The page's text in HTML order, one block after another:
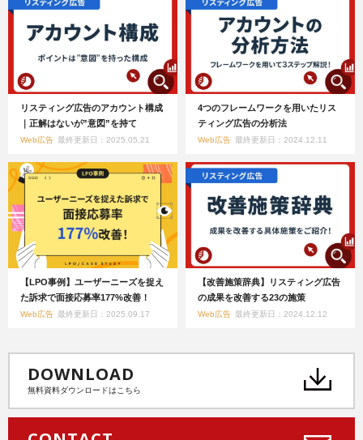
リスティング広告のアカウント構成
｜正解はないが”意図”を持て
Web広告 最終更新日：2025.05.21
4つのフレームワークを用いたリス
ティング広告の分析法
Web広告 最終更新日：2024.12.11
【LPO事例】ユーザーニーズを捉え
た訴求で面接応募率177%改善！
Web広告 最終更新日：2025.09.17
【改善施策辞典】リスティング広告
の成果を改善する23の施策
Web広告 最終更新日：2024.12.12
DOWNLOAD
無料資料ダウンロードはこちら